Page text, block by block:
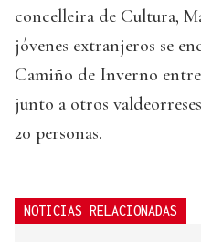
concelleira de Cultura,
jóvenes extranjeros se
Camiño de Inverno
junto a otros
20 personas.
NOTICIAS RELACIONADAS